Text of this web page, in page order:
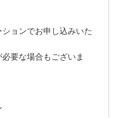
ョンでお申し込みいた
要な場合もございま